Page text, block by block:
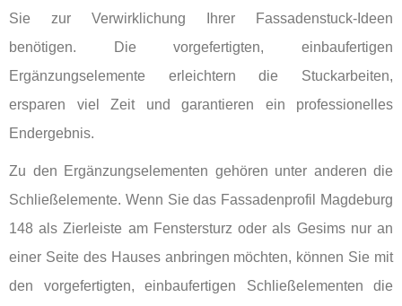
Sie zur Verwirklichung Ihrer Fassadenstuck-Ideen
benötigen. Die vorgefertigten, einbaufertigen
Ergänzungselemente erleichtern die Stuckarbeiten,
ersparen viel Zeit und garantieren ein professionelles
Endergebnis.
Zu den Ergänzungselementen gehören unter anderen die
Schließelemente. Wenn Sie das Fassadenprofil Magdeburg
148 als Zierleiste am Fenstersturz oder als Gesims nur an
einer Seite des Hauses anbringen möchten, können Sie mit
den vorgefertigten, einbaufertigen Schließelementen die